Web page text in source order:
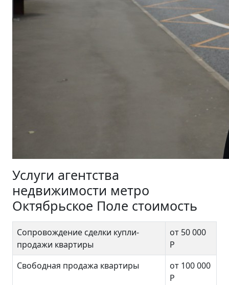
Услуги агентства
недвижимости метро
Октябрьское Поле стоимость
Сопровождение сделки купли-
продажи квартиры
от 50 000
Р
Свободная продажа квартиры
от 100 000
Р